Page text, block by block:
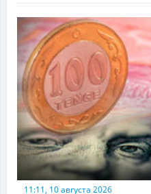
11:11, 10 августа 2026